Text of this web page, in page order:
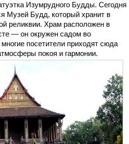
Изумрудного Будды. Сегодня
Музей Будд, который хранит в
реликвии. Храм расположен в
— он окружен садом во
посетители приходят сюда
покоя и гармонии.